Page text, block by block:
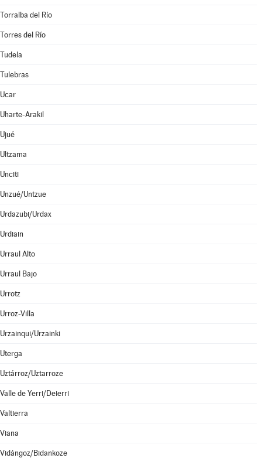
Torralba del Río
Torres del Río
Tudela
Tulebras
Ucar
Uharte-Arakil
Ujué
Ultzama
Unciti
Unzué/Untzue
Urdazubi/Urdax
Urdiain
Urraul Alto
Urraul Bajo
Urrotz
Urroz-Villa
Urzainqui/Urzainki
Uterga
Uztárroz/Uztarroze
Valle de Yerri/Deierri
Valtierra
Viana
Vidángoz/Bidankoze